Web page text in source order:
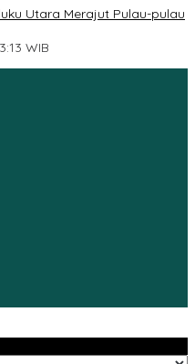
Utara Merajut Pulau-pulau
WIB